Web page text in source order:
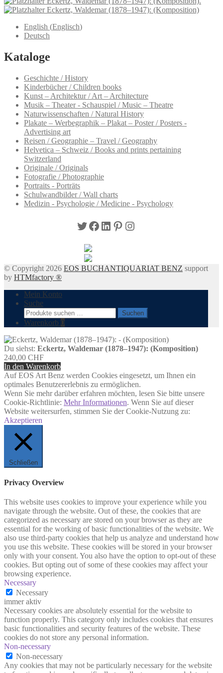
Eckertz, Waldemar (1878–1947): (Komposition)
English (Englisch)
Deutsch
Kataloge
Geschichte / History
Kinderbücher / Children books
Kunst – Architektur / Art – Architecture
Musik – Theater - Schauspiel / Music – Theatre
Naturwissenschaften / Natural History
Plakate – Werbegraphik – Plakat – Poster / Posters -
Advertising art
Reisen / Geographie – Travel / Geography
Helvetica – Schweiz / Books and prints pertaining
Switzerland
Originale / Originals
Fotografie / Photographie
Portraits - Porträts
Schulwandbilder / Wall charts
Medizin - Psychologie / Medicine - Psychology
Twitter
Facebook
LinkedIn
Pinterest
Instagram
© Copyright 2026 EOS BUCHANTIQUARIAT BENZ support
by HTMfactory ®
Mein Konto
Suche
Suchen
nach:
Suchen
Warenkorb 0
Du siehst: Eckertz, Waldemar (1878–1947): (Komposition)
240,00 CHF
In den Warenkorb
Auf EOS Art Benz werden Cookies eingesetzt, um Ihnen ein
optimales Benutzererlebnis zu ermöglichen.
Wenn Sie mehr darüber erfahren möchten, lesen Sie bitte unsere
Cookie-Richtlinie: Mehr Informationen. Wenn Sie auf dieser
Website weitersurfen, stimmen Sie der Cookie-Nutzung zu:
Akzeptieren
Schließen
Privacy Overview
This website uses cookies to improve your experience while you
navigate through the website. Out of these, the cookies that are
categorized as necessary are stored on your browser as they are
essential for the working of basic functionalities of the website. We
also use third-party cookies that help us analyze and understand how
you use this website. These cookies will be stored in your browser
only with your consent. You also have the option to opt-out of these
cookies. But opting out of some of these cookies may affect your
browsing experience.
Necessary
Necessary
immer aktiv
Necessary cookies are absolutely essential for the website to
function properly. This category only includes cookies that ensures
basic functionalities and security features of the website. These
cookies do not store any personal information.
Non-necessary
Non-necessary
Any cookies that may not be particularly necessary for the website